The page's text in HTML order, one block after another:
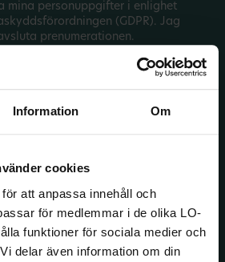
Information Om
cookies
att anpassa innehåll och
för medlemmar i de olika LO-
funktioner för sociala medier och
delar även information om din
mina personuppgifter i enlighet
(GDPR). Jag
prenumerationen.